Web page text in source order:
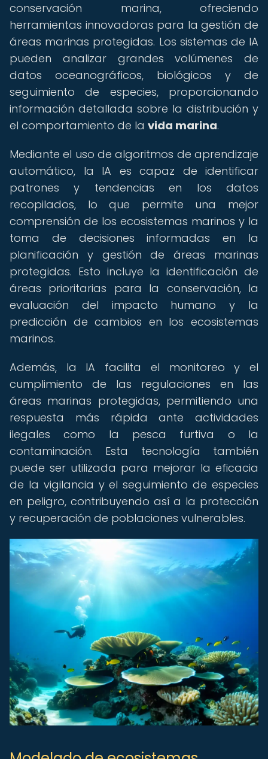
conservación marina, ofreciendo
herramientas innovadoras para la gestión de
áreas marinas protegidas. Los sistemas de IA
pueden analizar grandes volúmenes de
datos oceanográficos, biológicos y de
seguimiento de especies, proporcionando
información detallada sobre la distribución y
el comportamiento de la vida marina.
Mediante el uso de algoritmos de aprendizaje
automático, la IA es capaz de identificar
patrones y tendencias en los datos
recopilados, lo que permite una mejor
comprensión de los ecosistemas marinos y la
toma de decisiones informadas en la
planificación y gestión de áreas marinas
protegidas. Esto incluye la identificación de
áreas prioritarias para la conservación, la
evaluación del impacto humano y la
predicción de cambios en los ecosistemas
marinos.
Además, la IA facilita el monitoreo y el
cumplimiento de las regulaciones en las
áreas marinas protegidas, permitiendo una
respuesta más rápida ante actividades
ilegales como la pesca furtiva o la
contaminación. Esta tecnología también
puede ser utilizada para mejorar la eficacia
de la vigilancia y el seguimiento de especies
en peligro, contribuyendo así a la protección
y recuperación de poblaciones vulnerables.